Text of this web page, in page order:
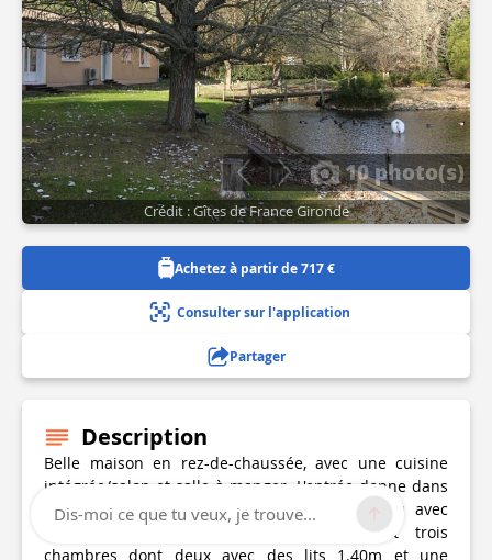
10 photo(s)
Crédit : Gîtes de France Gironde
Achetez à partir de 717 €
Consulter sur l'application
Partager
Description
Belle maison en rez-de-chaussée, avec une cuisine
intégrée/salon et salle à manger. L'entrée donne dans
le séjour. Un couloir dessert une salle d'eau avec
douche à l'italienne, WC indépendant et trois
chambres dont deux avec des lits 1.40m et une
Dis-moi ce que tu veux, je trouve...